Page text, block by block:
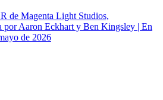
de Magenta Light Studios,
por Aaron Eckhart y Ben Kingsley | En
de 2026